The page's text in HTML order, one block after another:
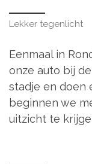
Lekker tegenlicht
Eenmaal in
onze auto bij
stadje en doen
beginnen we
uitzicht te